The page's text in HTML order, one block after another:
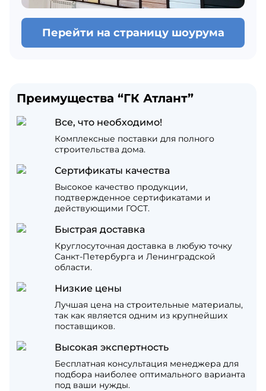
Перейти на страницу шоурума
Преимущества “ГК Атлант”
Все, что необходимо!
Комплексные поставки для полного
строительства дома.
Сертификаты качества
Высокое качество продукции,
подтвержденное сертификатами и
действующими ГОСТ.
Быстрая доставка
Круглосуточная доставка в любую точку
Санкт-Петербурга и Ленинградской
области.
Низкие цены
Лучшая цена на строительные материалы,
так как является одним из крупнейших
поставщиков.
Высокая экспертность
Бесплатная консультация менеджера для
подбора наиболее оптимального варианта
под ваши нужды.